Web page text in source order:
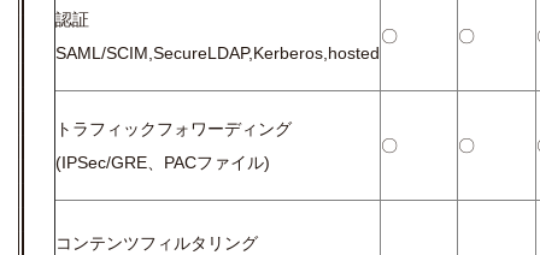
認証
SAML/SCIM,SecureLDAP,Kerberos,hosted
〇 〇
トラフィックフォワーディング
(IPSec/GRE、PACファイル)
〇 〇
コンテンツフィルタリング